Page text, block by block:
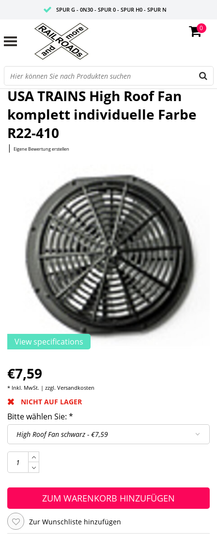
SPUR G - 0N30 - SPUR 0 - SPUR H0 - SPUR N
0
Startseite/High Roof Fan komplett individuelle Farbe R22-410
USA TRAINS High Roof Fan
komplett individuelle Farbe
R22-410
| Eigene Bewertung erstellen
View specifications
€7,59
* Inkl. MwSt. | zzgl. Versandkosten
NICHT AUF LAGER
Bitte wählen Sie: *
ZUM WARENKORB HINZUFÜGEN
Zur Wunschliste hinzufügen